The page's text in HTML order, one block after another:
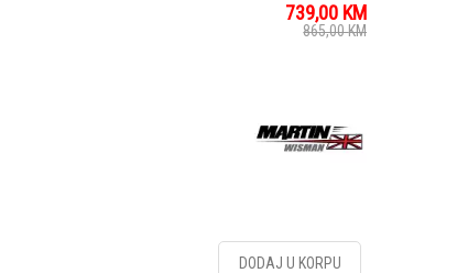
739,00 KM
865,00KM
DODAJ U KORPU